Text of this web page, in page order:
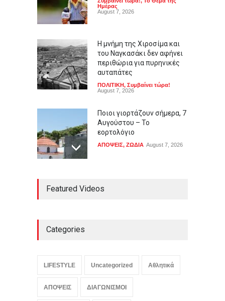
Ημέρας
August 7, 2026
Η μνήμη της Χιροσίμα και
του Ναγκασάκι δεν αφήνει
περιθώρια για πυρηνικές
αυταπάτες
ΠΟΛΙΤΙΚΗ, Συμβαίνει τώρα!
August 7, 2026
Ποιοι γιορτάζουν σήμερα, 7
Αυγούστου – Το
εορτολόγιο
ΑΠΟΨΕΙΣ, ΖΩΔΙΑ August 7, 2026
παιδόφιλο στο νέο τρέιλερ
πατέρας του Τραμπ, ο
LIFESTYLE
August 7, 2026
Featured Videos
Categories
LIFESTYLE Uncategorized Αθλητικά
ΑΠΟΨΕΙΣ ΔΙΑΓΩΝΙΣΜΟΙ